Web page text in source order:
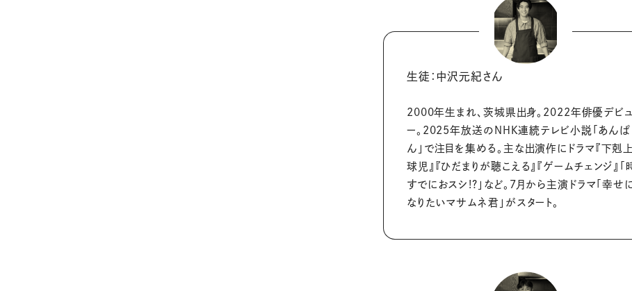
生徒：中沢元紀さん
2000年生まれ、茨城県出身。2022年俳優デビュ
ー。2025年放送のNHK連続テレビ小説「あんぱ
ん」で注目を集める。主な出演作にドラマ『下剋上
球児』『ひだまりが聴こえる』『ゲームチェンジ』「
すでにおスシ!?」など。7月から主演ドラマ「幸せ
なりたいマサムネ君」がスタート。